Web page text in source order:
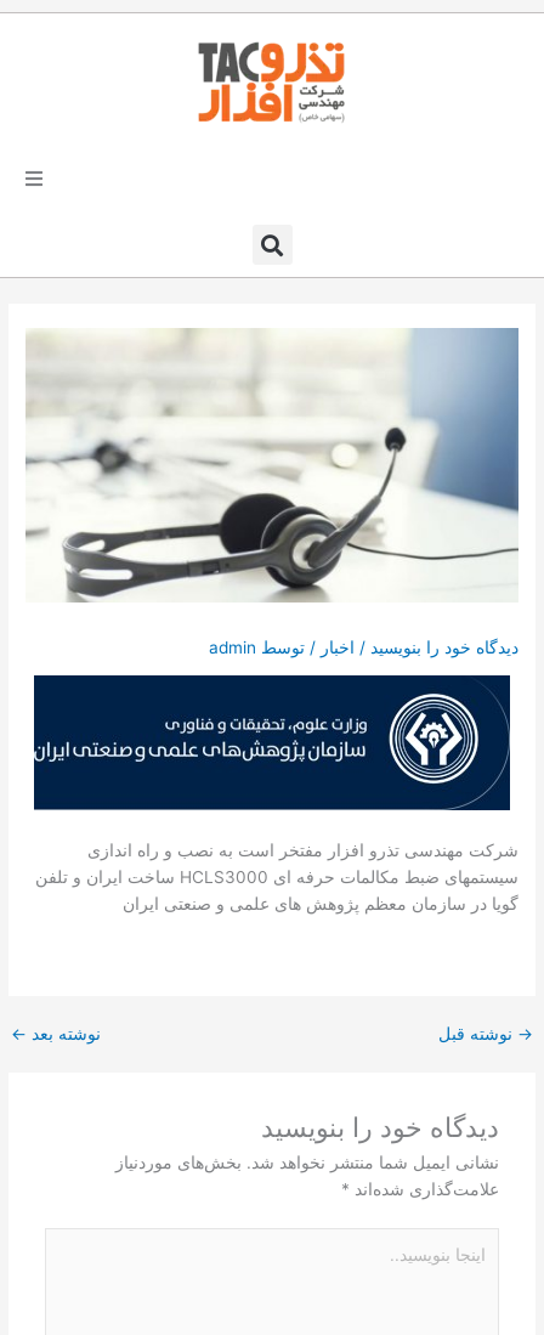
رفتن
خدمات و پشتیبانی
تماس با ما
دیدگاه‌ خود را بنویسید / اخبار / توسط admin
شرکت مهندسی تذرو افزار مفتخر است به نصب و راه اندازی
سیستمهای ضبط مکالمات حرفه ای HCLS3000 ساخت ایران و تلفن
گویا در سازمان معظم پژوهش های علمی و صنعتی ایران
→ نوشته قبل نوشته بعد ←
دیدگاه‌ خود را بنویسید
نشانی ایمیل شما منتشر نخواهد شد. بخش‌های موردنیاز
علامت‌گذاری شده‌اند *
بنویسید..